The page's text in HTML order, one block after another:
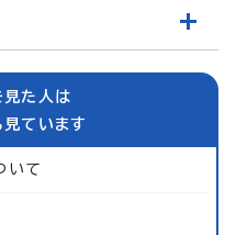
見た人は
見ています
いて